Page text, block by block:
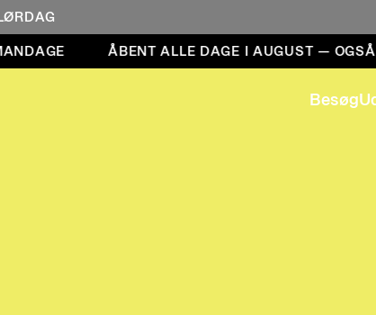
også mandageÅBENT ALLE DAGE I AUGUST — OGSÅ
Besøg